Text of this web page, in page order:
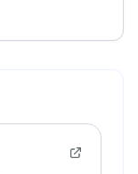
울 (비움 갤러리),
, 바오밥” 서울